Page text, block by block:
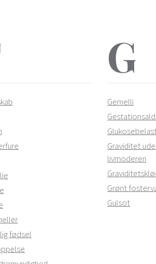
fødsel
G
Gemelli
Graviditet
livmoderen
Grønt
Gulsot